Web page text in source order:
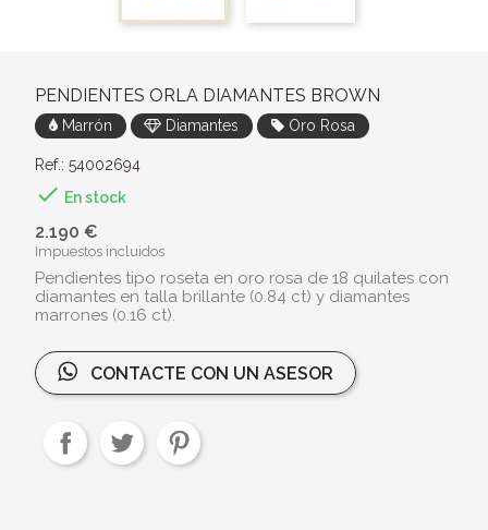
PENDIENTES ORLA DIAMANTES BROWN
Marrón Diamantes Oro Rosa
Ref.: 54002694
 En stock
2.190 €
Impuestos incluidos
Pendientes tipo roseta en oro rosa de 18 quilates con
diamantes en talla brillante (0.84 ct) y diamantes
marrones (0.16 ct).
CONTACTE CON UN ASESOR